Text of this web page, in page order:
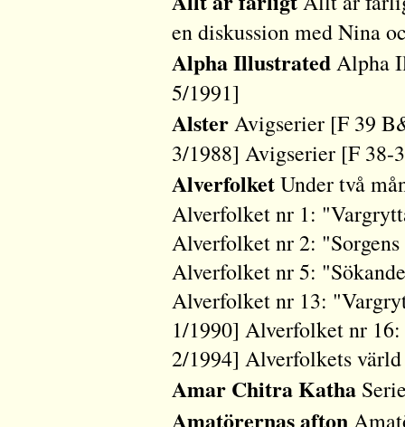
en diskussion med Nina
Alpha IllustratedAlpha
5/1991]
AlsterAvigserier [F 39
3/1988] Avigserier [F
AlverfolketUnder två
Alverfolket nr 1:
Alverfolket nr 2:
Alverfolket nr 5:
Alverfolket nr 13:
1/1990] Alverfolket nr
2/1994] Alverfolkets
Amar Chitra Katha
Amatörernas afton